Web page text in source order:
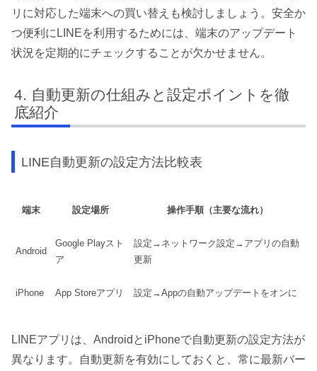
リに対応した端末への買い替えも検討しましょう。安全か
つ便利にLINEを利用するためには、端末のアップデート
状況を定期的にチェックすることが欠かせません。
自動更新の仕組みと設定ポイントを徹
底紹介
LINE自動更新の設定方法比較表
端末 設定場所 操作手順（主要な流れ）
Android
Google Playスト
ア
設定→ネットワーク設定→アプリの自動
更新
iPhone App Storeアプリ 設定→Appの自動アップデートをオンに
LINEアプリは、AndroidとiPhoneで自動更新の設定方法が
異なります。自動更新を有効にしておくと、常に最新バー